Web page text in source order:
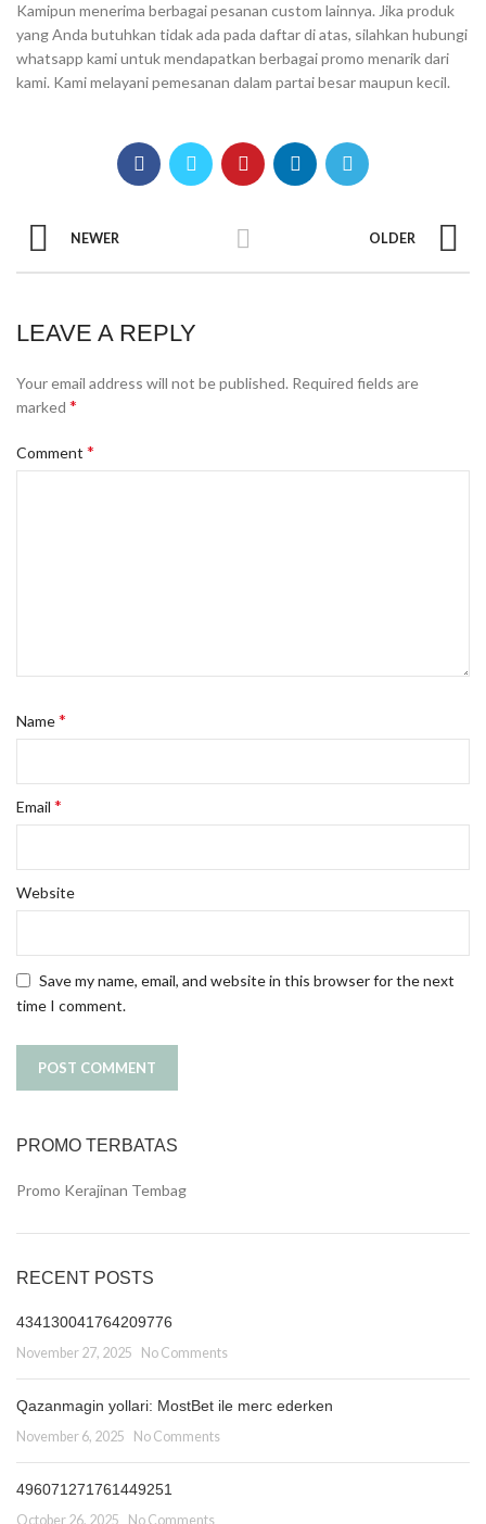
Kamipun menerima berbagai pesanan custom lainnya. Jika produk
yang Anda butuhkan tidak ada pada daftar di atas, silahkan hubungi
whatsapp kami untuk mendapatkan berbagai promo menarik dari
kami. Kami melayani pemesanan dalam partai besar maupun kecil.
NEWER OLDER
LEAVE A REPLY
Your email address will not be published. Required fields are
marked *
Comment *
Name*
Email *
Website
Save my name, email, and website in this browser for the next
time I comment.
PROMO TERBATAS
Promo Kerajinan Tembag
RECENT POSTS
434130041764209776
November 27, 2025 No Comments
Qazanmagin yollari: MostBet ile merc ederken
November 6, 2025 No Comments
496071271761449251
October 26, 2025 No Comments